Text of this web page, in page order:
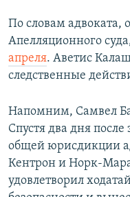
По словам адвоката,
Апелляционного
апреля. Аветис
следственные
Напомним, Самвел
Спустя два дня
общей юрисдикции
Кентрон и Норк-
удовлетворил